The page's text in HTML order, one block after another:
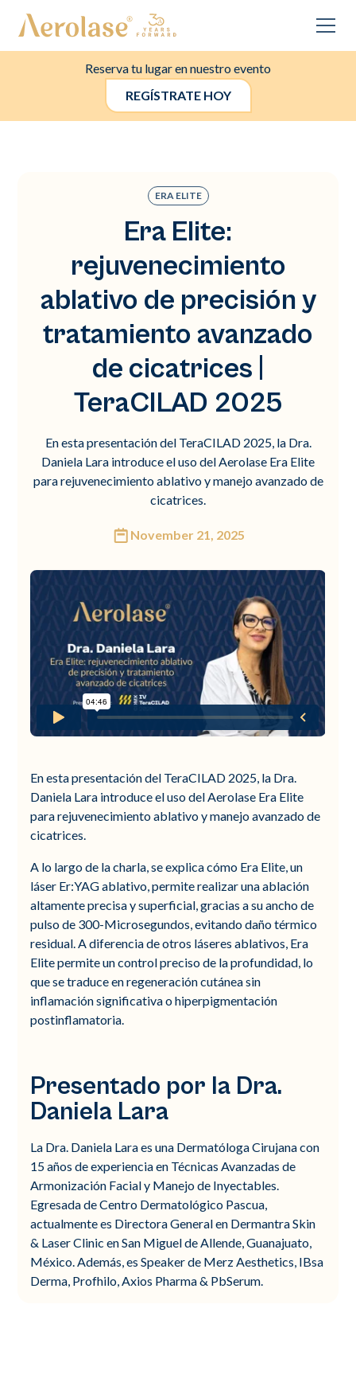
Reserva tu lugar en nuestro evento
REGÍSTRATE HOY
ERA ELITE
Era Elite:
rejuvenecimiento
ablativo de precisión y
tratamiento avanzado
de cicatrices |
TeraCILAD 2025
En esta presentación del TeraCILAD 2025, la Dra.
Daniela Lara introduce el uso del Aerolase Era Elite
para rejuvenecimiento ablativo y manejo avanzado de
cicatrices.
November 21, 2025
En esta presentación del TeraCILAD 2025, la Dra.
Daniela Lara introduce el uso del Aerolase Era Elite
para rejuvenecimiento ablativo y manejo avanzado de
cicatrices.
A lo largo de la charla, se explica cómo Era Elite, un
láser Er:YAG ablativo, permite realizar una ablación
altamente precisa y superficial, gracias a su ancho de
pulso de 300-Microsegundos, evitando daño térmico
residual. A diferencia de otros láseres ablativos, Era
Elite permite un control preciso de la profundidad, lo
que se traduce en regeneración cutánea sin
inflamación significativa o hiperpigmentación
postinflamatoria.
Presentado por la Dra.
Daniela Lara
La Dra. Daniela Lara es una Dermatóloga Cirujana con
15 años de experiencia en Técnicas Avanzadas de
Armonización Facial y Manejo de Inyectables.
Egresada de Centro Dermatológico Pascua,
actualmente es Directora General en Dermantra Skin
& Laser Clinic en San Miguel de Allende, Guanajuato,
México. Además, es Speaker de Merz Aesthetics, IBsa
Derma, Profhilo, Axios Pharma & PbSerum.